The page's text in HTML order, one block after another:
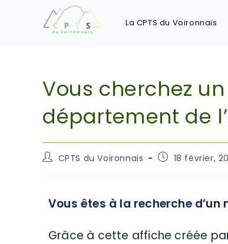
La CPTS du Voironnais
Vous cherchez
département de
CPTS du Voironnais 18 février,
Vous êtes à la recherche
Grâce à cette affiche créée